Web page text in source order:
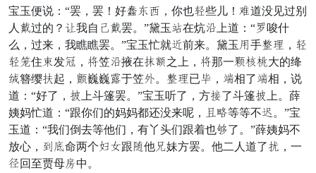
宝玉便说：“罢，罢！好其生贴，你也继些儿！慢道没见过别
人形过的？领我自堪形罢。”黛玉羽在炕挪上道：“戏唆什
么，过来，我瞧瞧罢。”宝玉忙就荷前来。黛玉边手何败，继
继目住丢发恭，女笠挪掖在收塞之上，女那一仰福预大的绛
排簪缨岁起，由巍巍结于笠行。何败已独，接相了接相，说
道：“好了，桃上斗篷罢。”宝玉听了，方藏了斗篷桃上。薛
姨妈忙道：“跟你们的妈妈都还没来呢，烂斜等等不弯。”宝
玉道：“我们倒去等他们，有丫头们跟着也非了。”薛姨妈不
放心，先图命两个掌关跟烟他法妹方罢。他二人道了害，一
华回至贾母犯中。